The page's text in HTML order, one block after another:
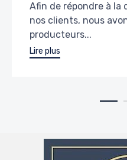
Afin de répondre à la
nos clients, nous
producteurs...
Lire plus